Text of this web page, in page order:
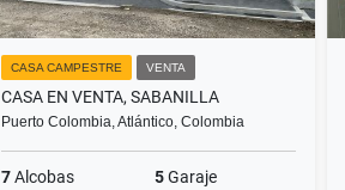
CASA CAMPESTRE VENTA
CASA EN VENTA, SABANILLA
Puerto Colombia, Atlántico, Colombia
7Alcobas 5Garaje